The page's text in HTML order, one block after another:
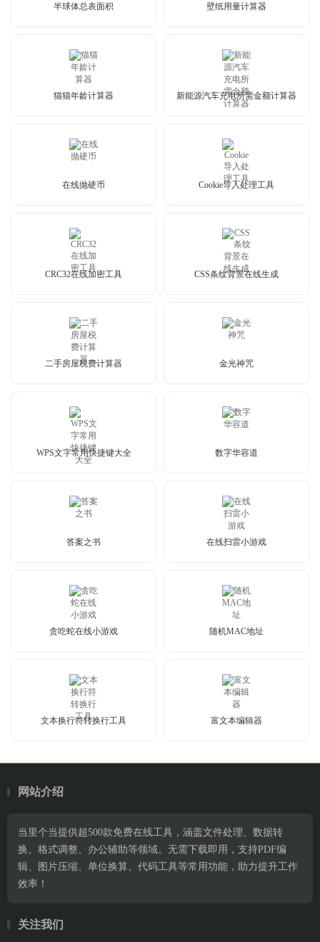
半球体总表面积 壁纸用量计算器
猫猫年龄计算器 新能源汽车充电所需金额计算器
在线抛硬币 Cookie导入处理工具
CRC32在线加密工具 CSS条纹背景在线生成
二手房屋税费计算器 金光神咒
WPS文字常用快捷键大全 数字华容道
答案之书 在线扫雷小游戏
贪吃蛇在线小游戏 随机MAC地址
文本换行符转换行工具 富文本编辑器
网站介绍
当里个当提供超500款免费在线工具，涵盖文件处理、数据转
换、格式调整、办公辅助等领域。无需下载即用，支持PDF编
辑、图片压缩、单位换算、代码工具等常用功能，助力提升工作
效率！
关注我们